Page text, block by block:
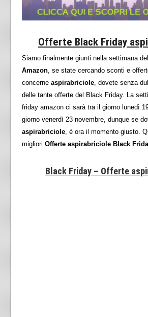
Offerte Black Friday
Siamo finalmente giunti nella settimana del
Amazon, se state cercando sconti e
concerne aspirabriciole, dovete senza
delle tante offerte del Black Friday. La
friday amazon ci sarà tra il giorno lunedì
giorno venerdì 23 novembre, dunque se
aspirabriciole, è ora il momento giusto.
migliori Offerte aspirabriciole Black
Black Friday – Offerte